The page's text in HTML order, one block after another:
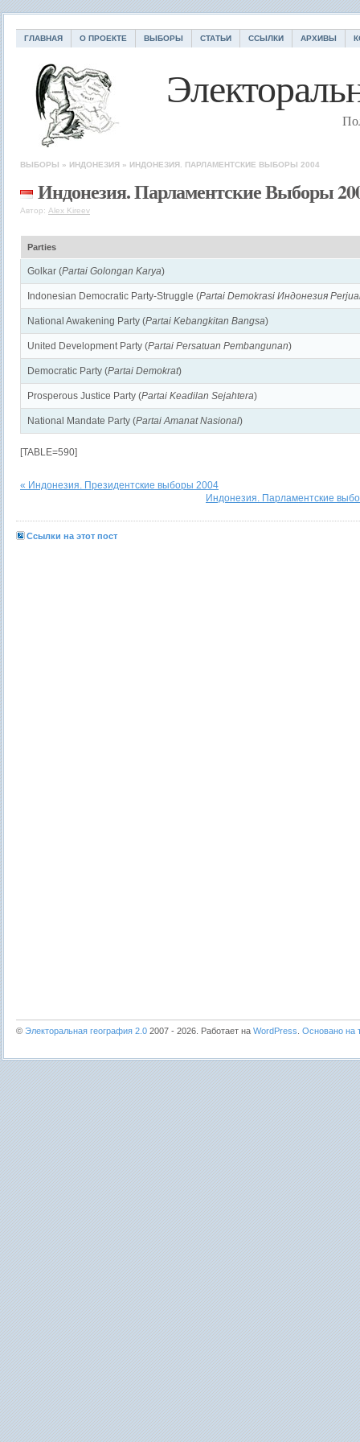
ГЛАВНАЯ О ПРОЕКТЕ ВЫБОРЫ СТАТЬИ ССЫЛКИ АРХИВЫ
ВЫБОРЫ » ИНДОНЕЗИЯ » ИНДОНЕЗИЯ. ПАРЛАМЕНТСКИЕ ВЫБОРЫ 2004
Индонезия. Парламентские Выборы
Автор: Alex Kireev
Parties
Golkar (Partai Golongan Karya)
Indonesian Democratic Party-Struggle (Partai Demokrasi Индонезия
National Awakening Party (Partai Kebangkitan Bangsa)
United Development Party (Partai Persatuan Pembangunan)
Democratic Party (Partai Demokrat)
Prosperous Justice Party (Partai Keadilan Sejahtera)
National Mandate Party (Partai Amanat Nasional)
[TABLE=590]
« Индонезия. Президентские выборы 2004
Индонезия. Парламентские
Ссылки на этот пост
© Электоральная география 2.0 2007 - 2026. Работает на WordPress Основано на